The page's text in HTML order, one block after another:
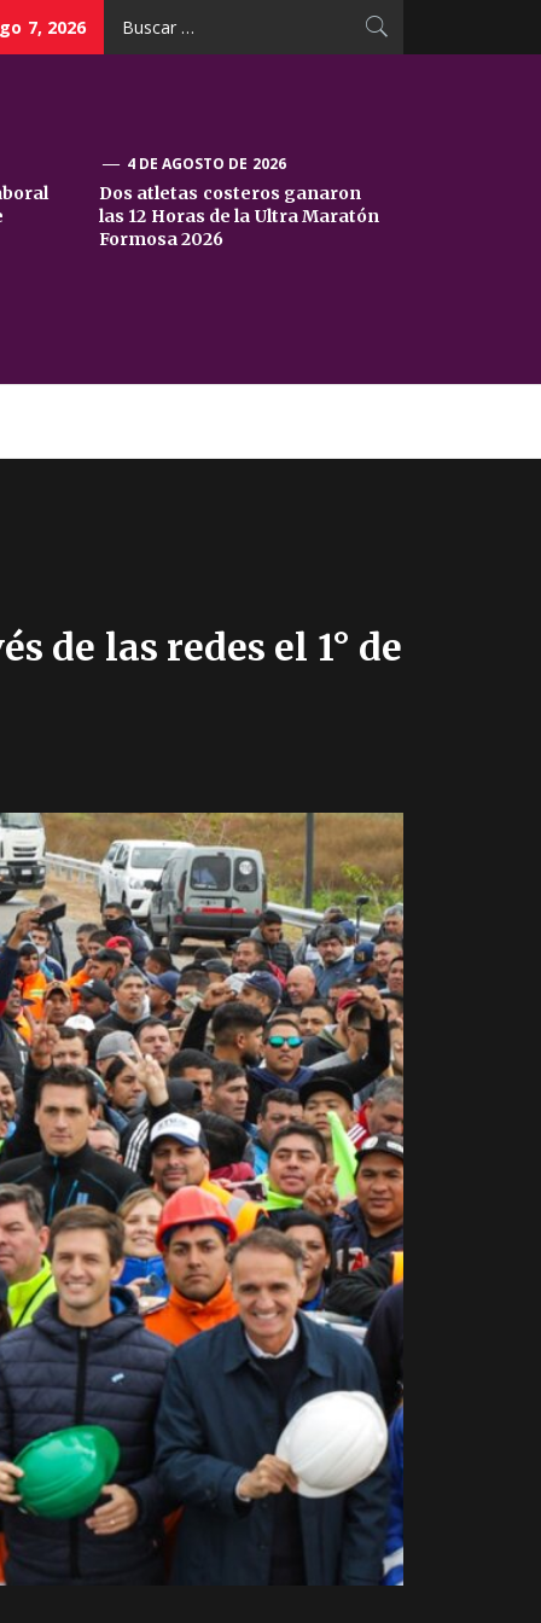
7, 2026
4 DE AGOSTO DE 2026
Dos atletas costeros ganaron
las 12 Horas de la Ultra Maratón
Formosa 2026
de las redes el 1° de